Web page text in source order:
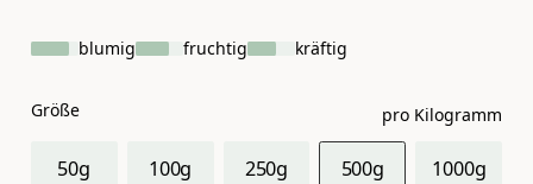
blumig fruchtig kräftig
Größe pro Kilogramm
50g 100g 250g 500g 1000g